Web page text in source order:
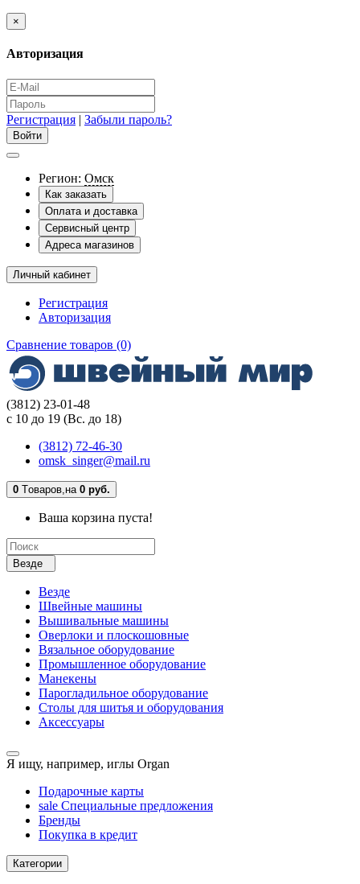
×
Авторизация
Регистрация | Забыли пароль?
Регион: Омск
Как заказать
Оплата и доставка
Сервисный центр
Адреса магазинов
Личный кабинет
Регистрация
Авторизация
Сравнение товаров (0)
(3812) 23-01-48
с 10 до 19 (Вс. до 18)
(3812) 72-46-30
omsk_singer@mail.ru
0 Tоваров,на 0 руб.
Ваша корзина пуста!
Везде
Везде
Швейные машины
Вышивальные машины
Оверлоки и плоскошовные
Вязальное оборудование
Промышленное оборудование
Манекены
Парогладильное оборудование
Столы для шитья и оборудования
Аксессуары
Я ищу, например, иглы Organ
Подарочные карты
sale Специальные предложения
Бренды
Покупка в кредит
Категории